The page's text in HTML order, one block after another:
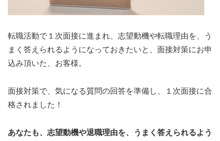
転職活動で１次面接に進まれ、志望動機や転職理由を、う
まく答えられるようになっておきたいと、面接対策にお申
込み頂いた、お客様。
面接対策で、気になる質問の回答を準備し、１次面接に合
格されました！
あなたも、志望動機や退職理由を、うまく答えられるよう